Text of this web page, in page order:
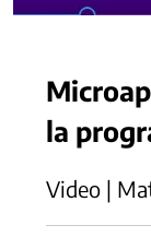
la
Video |